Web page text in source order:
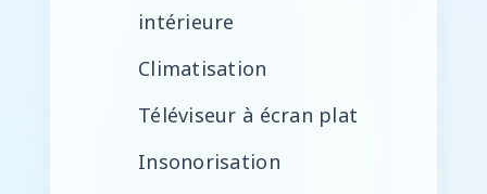
intérieure
Climatisation
Téléviseur à écran plat
Insonorisation